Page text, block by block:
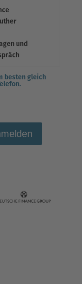
und
besten gleich